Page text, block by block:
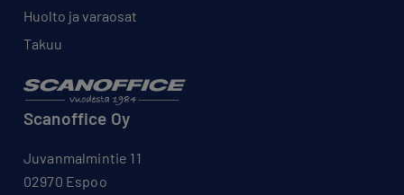
Huolto ja varaosat
Takuu
Scanoffice Oy
Juvanmalmintie 11
02970 Espoo